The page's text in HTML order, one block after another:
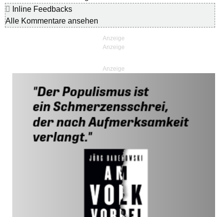
Inline Feedbacks
Alle Kommentare ansehen
Anzeige